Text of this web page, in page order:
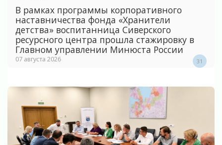
В рамках программы корпоративного
наставничества фонда «Хранители
детства» воспитанница Сиверского
ресурсного центра прошла стажировку в
Главном управлении Минюста России
07 августа 2026 31